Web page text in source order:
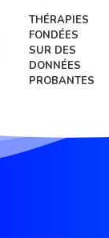
THÉRAPIES
FONDÉES
SUR DES
DONNÉES
PROBANTES